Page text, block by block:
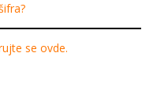
se ovde.